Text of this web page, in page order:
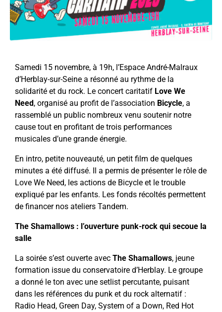
Samedi 15 novembre, à 19h, l’Espace André-Malraux
d’Herblay-sur-Seine a résonné au rythme de la
solidarité et du rock. Le concert caritatif Love We
Need, organisé au profit de l’association Bicycle, a
rassemblé un public nombreux venu soutenir notre
cause tout en profitant de trois performances
musicales d’une grande énergie.
En intro, petite nouveauté, un petit film de quelques
minutes a été diffusé. Il a permis de présenter le rôle de
Love We Need, les actions de Bicycle et le trouble
expliqué par les enfants. Les fonds récoltés permettent
de financer nos ateliers Tandem.
The Shamallows : l’ouverture punk-rock qui secoue la
salle
La soirée s’est ouverte avec The Shamallows, jeune
formation issue du conservatoire d’Herblay. Le groupe
a donné le ton avec une setlist percutante, puisant
dans les références du punk et du rock alternatif :
Radio Head, Green Day, System of a Down, Red Hot